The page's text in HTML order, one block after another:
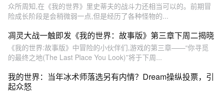
众所周知,在《我的世界》里史蒂夫的战斗力还相当可以的。前期冒
险成长阶段是会稍微弱一点,但是经历了各种怪物的...
凋灵大战一触即发《我的世界：故事版》第三章下周二揭晓
《我的世界:故事版》中冒险的小伙伴们,游戏的第三章——“你寻觅
的最终之地(The Last Place You Look)”将于下周...
我的世界：当年冰术师落选另有内情？Dream操纵投票，引
起众怒